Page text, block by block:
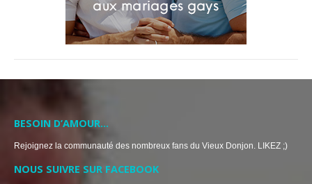
BESOIN D’AMOUR…
Rejoignez la communauté des nombreux fans du Vieux Donjon. LIKEZ ;)
NOUS SUIVRE SUR FACEBOOK